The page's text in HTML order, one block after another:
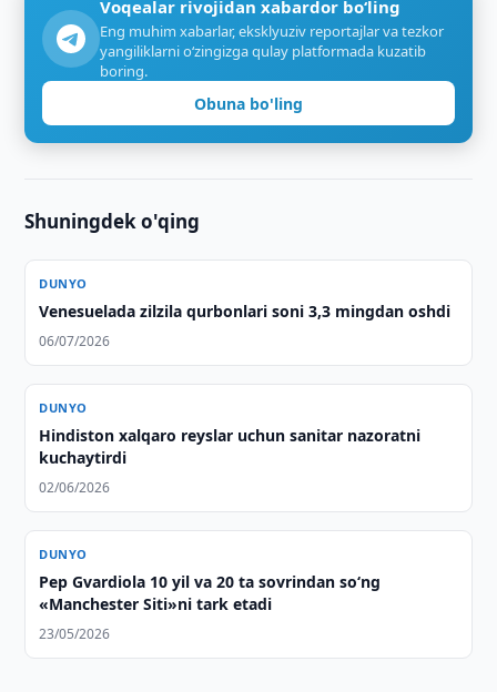
Voqealar rivojidan xabardor bo‘ling
Eng muhim xabarlar, eksklyuziv reportajlar va tezkor
yangiliklarni o‘zingizga qulay platformada kuzatib
boring.
Obuna bo'ling
Shuningdek o'qing
DUNYO
Venesuelada zilzila qurbonlari soni 3,3 mingdan oshdi
06/07/2026
DUNYO
Hindiston xalqaro reyslar uchun sanitar nazoratni
kuchaytirdi
02/06/2026
DUNYO
Pep Gvardiola 10 yil va 20 ta sovrindan so‘ng
«Manchester Siti»ni tark etadi
23/05/2026